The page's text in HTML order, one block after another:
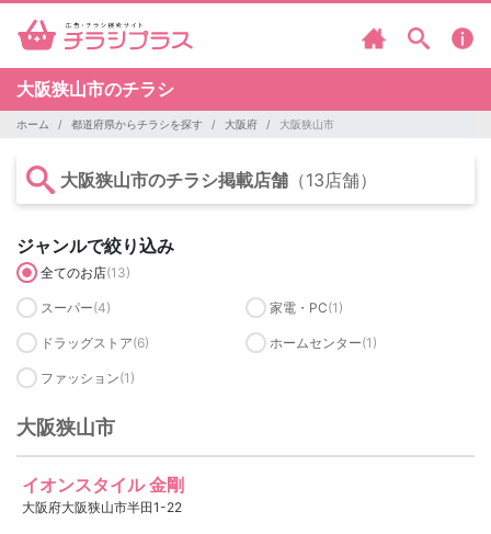
大阪狭山市のチラシ
ホーム 都道府県からチラシを探す 大阪府 大阪狭山市
大阪狭山市のチラシ掲載店舗 （13店舗）
ジャンルで絞り込み
全てのお店(13)
スーパー(4) 家電・PC(1)
ドラッグストア(6) ホームセンター(1)
ファッション(1)
大阪狭山市
イオンスタイル 金剛
大阪府大阪狭山市半田1-22